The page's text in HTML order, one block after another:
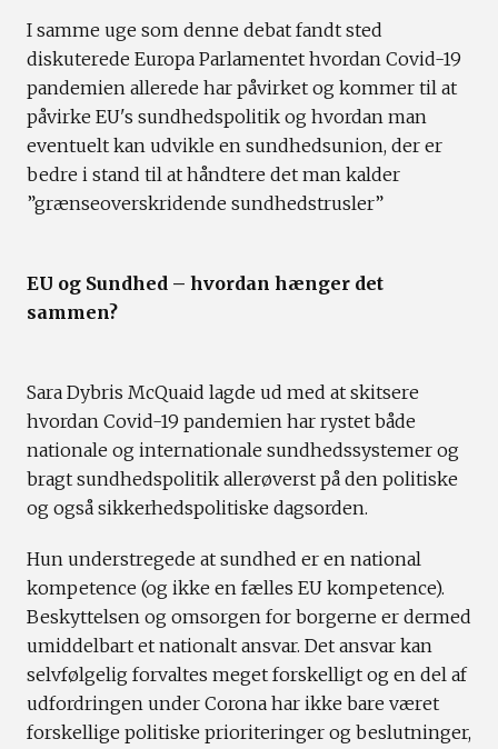
I samme uge som denne debat fandt sted
diskuterede Europa Parlamentet hvordan Covid-19
pandemien allerede har påvirket og kommer til at
påvirke EU's sundhedspolitik og hvordan man
eventuelt kan udvikle en sundhedsunion, der er
bedre i stand til at håndtere det man kalder
”grænseoverskridende sundhedstrusler”
EU og Sundhed – hvordan hænger det
sammen?
Sara Dybris McQuaid lagde ud med at skitsere
hvordan Covid-19 pandemien har rystet både
nationale og internationale sundhedssystemer og
bragt sundhedspolitik allerøverst på den politiske
og også sikkerhedspolitiske dagsorden.
Hun understregede at sundhed er en national
kompetence (og ikke en fælles EU kompetence).
Beskyttelsen og omsorgen for borgerne er dermed
umiddelbart et nationalt ansvar. Det ansvar kan
selvfølgelig forvaltes meget forskelligt og en del af
udfordringen under Corona har ikke bare været
forskellige politiske prioriteringer og beslutninger,